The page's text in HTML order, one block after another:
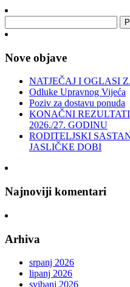
Nove objave
NATJEČAJ I OGLASI
Odluke Upravnog Vijeća
Poziv za dostavu ponuda
KONAČNI
2026./27. GODINU
RODITELJSKI
JASLIČKE DOBI
Najnoviji komentari
Arhiva
srpanj 2026
lipanj 2026
svibanj 2026